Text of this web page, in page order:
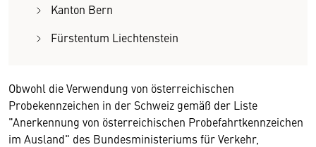
Kanton Bern
Fürstentum Liechtenstein
Obwohl die Verwendung von österreichischen
Probekennzeichen in der Schweiz gemäß der Liste
"Anerkennung von österreichischen Probefahrtkennzeichen
im Ausland" des Bundesministeriums für Verkehr,